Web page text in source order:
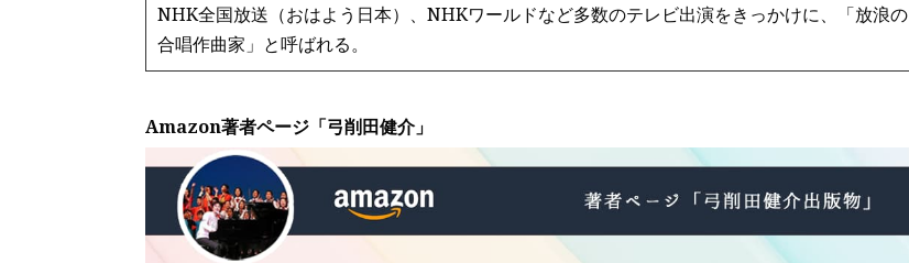
NHK全国放送（おはよう日本）、NHKワールドなど多数のテレビ出演をきっかけに、「放浪の
合唱作曲家」と呼ばれる。
Amazon著者ページ「弓削田健介」